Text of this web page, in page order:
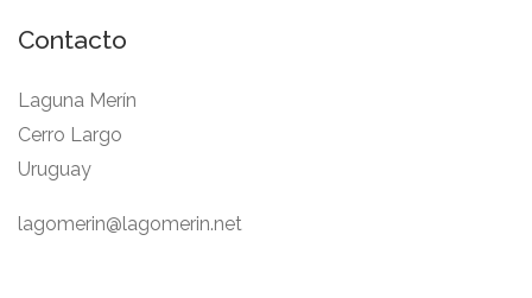
Contacto
Laguna Merín
Cerro Largo
Uruguay
lagomerin@lagomerin.net